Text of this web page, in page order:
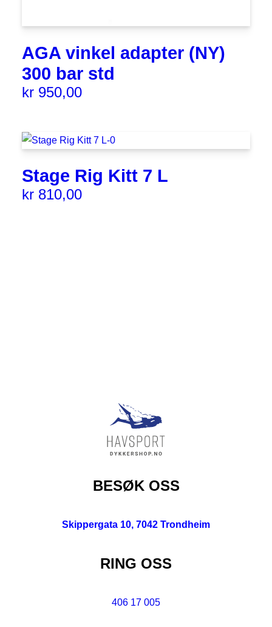
AGA vinkel adapter (NY)
300 bar std
kr 950,00
Stage Rig Kitt 7 L
kr 810,00
BESØK OSS
Skippergata 10, 7042 Trondheim
RING OSS
406 17 005